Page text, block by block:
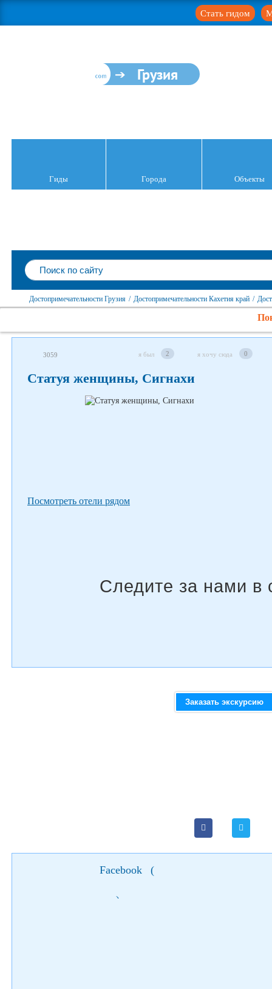
Стать гидом
Грузия
Гиды Города Объекты
Достопримечательности Грузия / Достопримечательности Кахетия край /
3059 я был 2 я хочу сюда 0
Статуя женщины, Сигнахи
Посмотреть отели рядом
Заказать экскурсию
Facebook (
)